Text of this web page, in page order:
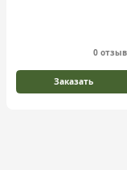
0
Заказать